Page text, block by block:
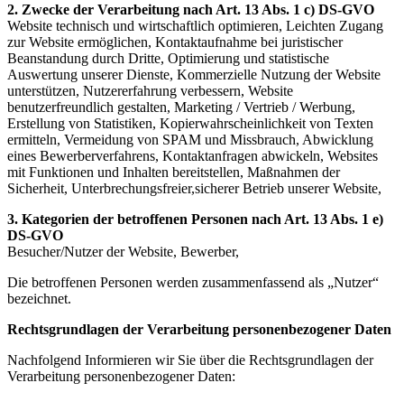
2. Zwecke der Verarbeitung nach Art. 13 Abs. 1 c) DS-GVO
Website technisch und wirtschaftlich optimieren, Leichten Zugang
zur Website ermöglichen, Kontaktaufnahme bei juristischer
Beanstandung durch Dritte, Optimierung und statistische
Auswertung unserer Dienste, Kommerzielle Nutzung der Website
unterstützen, Nutzererfahrung verbessern, Website
benutzerfreundlich gestalten, Marketing / Vertrieb / Werbung,
Erstellung von Statistiken, Kopierwahrscheinlichkeit von Texten
ermitteln, Vermeidung von SPAM und Missbrauch, Abwicklung
eines Bewerberverfahrens, Kontaktanfragen abwickeln, Websites
mit Funktionen und Inhalten bereitstellen, Maßnahmen der
Sicherheit, Unterbrechungsfreier,sicherer Betrieb unserer Website,
3. Kategorien der betroffenen Personen nach Art. 13 Abs. 1 e)
DS-GVO
Besucher/Nutzer der Website, Bewerber,
Die betroffenen Personen werden zusammenfassend als „Nutzer“
bezeichnet.
Rechtsgrundlagen der Verarbeitung personenbezogener Daten
Nachfolgend Informieren wir Sie über die Rechtsgrundlagen der
Verarbeitung personenbezogener Daten: